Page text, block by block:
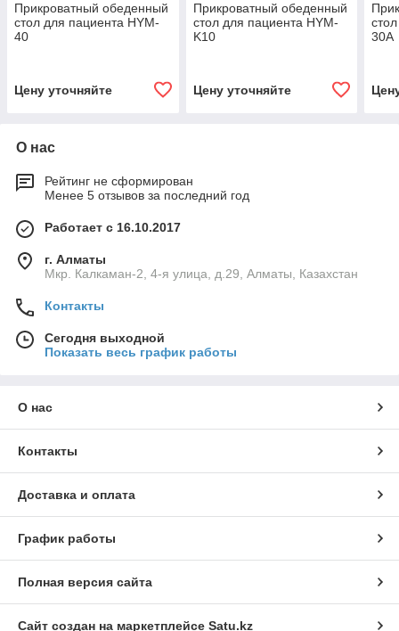
Прикроватный обеденный
стол для пациента HYM-
40
Цену уточняйте
Прикроватный обеденный
стол для пациента HYM-
K10
Цену уточняйте
30A
О нас
Рейтинг не сформирован
Менее 5 отзывов за последний год
Работает с 16.10.2017
г. Алматы
Мкр. Калкаман-2, 4-я улица, д.29, Алматы, Казахстан
Контакты
Сегодня выходной
Показать весь график работы
О нас
Контакты
Доставка и оплата
График работы
Полная версия сайта
Сайт создан на маркетплейсе Satu.kz